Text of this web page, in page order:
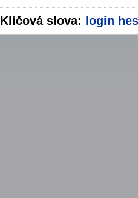
Klíčová slova: login